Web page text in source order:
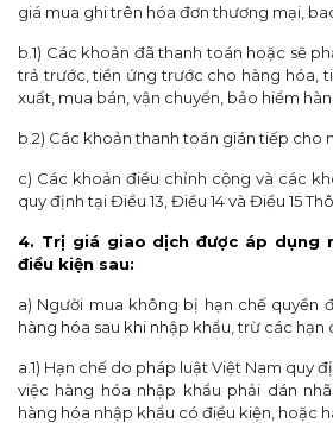
giá mua ghi trên hóa đơn thương mại,
b.1) Các khoản đã thanh toán hoặc sẽ
trả trước, tiền ứng trước cho hàng hóa,
xuất, mua bán, vận chuyển, bảo hiểm
b.2) Các khoản thanh toán gián tiếp cho
c) Các khoản điều chỉnh cộng và các
quy định tại Điều 13, Điều 14 và Điều 15
4. Trị giá giao dịch được áp dụng
điều kiện sau:
a) Người mua không bị hạn chế quyền
hàng hóa sau khi nhập khẩu, trừ các hạn
a.1) Hạn chế do pháp luật Việt Nam quy
việc hàng hóa nhập khẩu phải dán
hàng hóa nhập khẩu có điều kiện, hoặc